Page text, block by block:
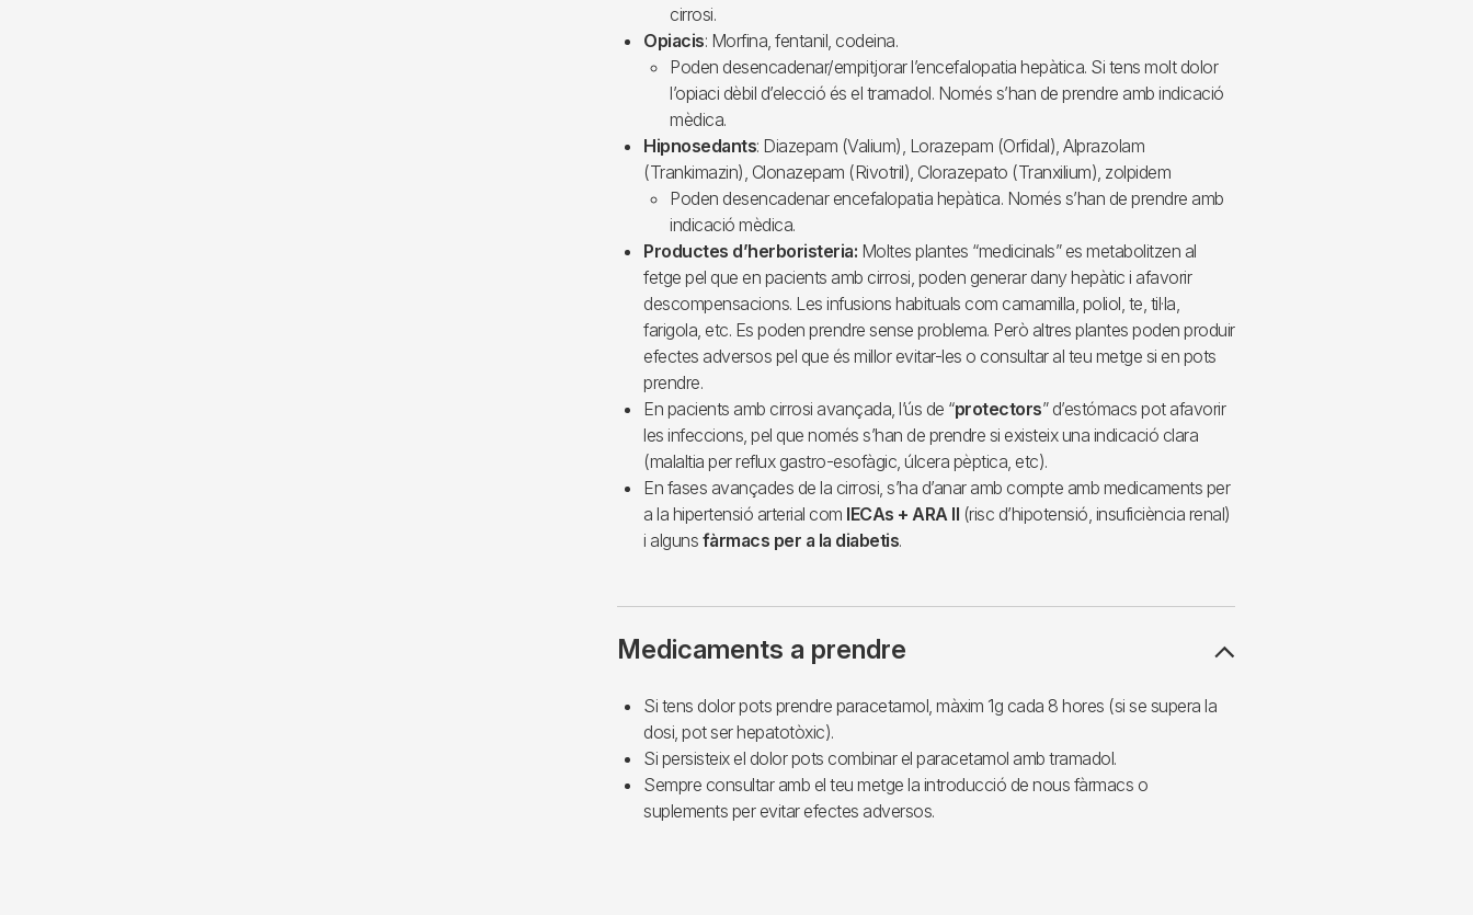
cirrosi.
Opiacis: Morfina, fentanil, codeina.
Poden desencadenar/empitjorar l’encefalopatia hepàtica. Si tens molt dolor
l’opiaci dèbil d’elecció és el tramadol. Només s’han de prendre amb indicació
mèdica.
Hipnosedants: Diazepam (Valium), Lorazepam (Orfidal), Alprazolam
(Trankimazin), Clonazepam (Rivotril), Clorazepato (Tranxilium), zolpidem
Poden desencadenar encefalopatia hepàtica. Només s’han de prendre amb
indicació mèdica.
Productes d’herboristeria: Moltes plantes “medicinals” es metabolitzen al
fetge pel que en pacients amb cirrosi, poden generar dany hepàtic i afavorir
descompensacions. Les infusions habituals com camamilla, poliol, te, til·la,
farigola, etc. Es poden prendre sense problema. Però altres plantes poden produir
efectes adversos pel que és millor evitar-les o consultar al teu metge si en pots
prendre.
En pacients amb cirrosi avançada, l’ús de “protectors” d’estómacs pot afavorir
les infeccions, pel que només s’han de prendre si existeix una indicació clara
(malaltia per reflux gastro-esofàgic, úlcera pèptica, etc).
En fases avançades de la cirrosi, s’ha d’anar amb compte amb medicaments per
a la hipertensió arterial com IECAs + ARA II (risc d’hipotensió, insuficiència renal)
i alguns fàrmacs per a la diabetis.
Medicaments a prendre
Si tens dolor pots prendre paracetamol, màxim 1g cada 8 hores (si se supera la
dosi, pot ser hepatotòxic).
Si persisteix el dolor pots combinar el paracetamol amb tramadol.
Sempre consultar amb el teu metge la introducció de nous fàrmacs o
suplements per evitar efectes adversos.